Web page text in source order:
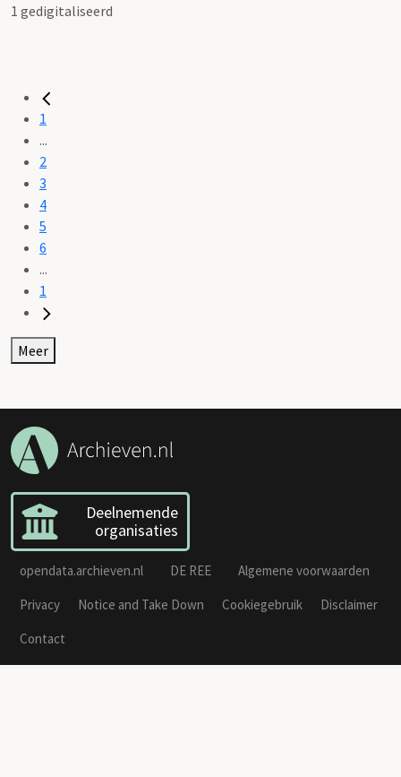
1 gedigitaliseerd
1
...
2
3
4
5
6
...
1
Meer
Deelnemende
organisaties
opendata.archieven.nl DE REE
Algemene voorwaarden
Privacy
Notice and Take Down Cookiegebruik
Disclaimer
Contact